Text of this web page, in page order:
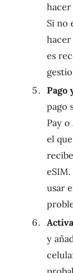
hacer
Si no
es
Pago
pago
Pay
el
usar
y